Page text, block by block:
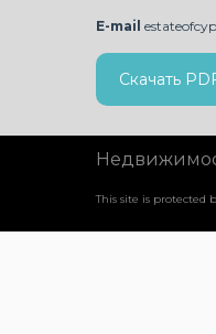
E-mail
Скачать
This site is protected